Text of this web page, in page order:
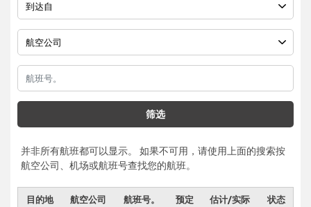
筛选
并非所有航班都可以显示。 如果不可用，请使用上面的搜索按
航空公司、机场或航班号查找您的航班。
目的地 航空公司 航班号。 预定 估计/实际 状态